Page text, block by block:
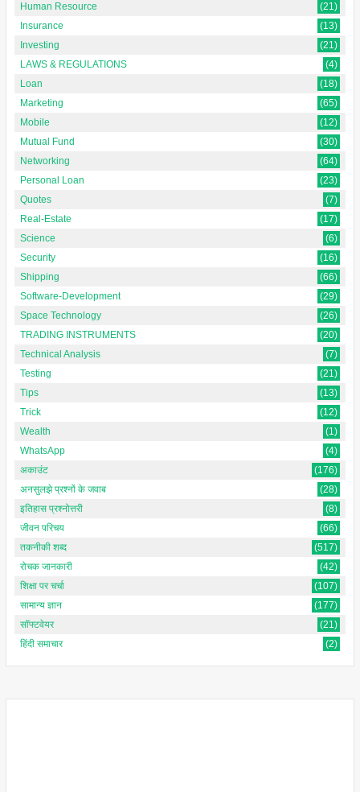
Human Resource
(21)
Insurance
(13)
Investing
(21)
LAWS & REGULATIONS
(4)
Loan
(18)
Marketing
(65)
Mobile
(12)
Mutual Fund
(30)
Networking
(64)
Personal Loan
(23)
Quotes
(7)
Real-Estate
(17)
Science
(6)
Security
(16)
Shipping
(66)
Software-Development
(29)
Space Technology
(26)
TRADING INSTRUMENTS
(20)
Technical Analysis
(7)
Testing
(21)
Tips
(13)
Trick
(12)
Wealth
(1)
WhatsApp
(4)
अकाउंट
(176)
अनसुलझे प्रश्नों के जवाब
(28)
इतिहास प्रश्नोत्तरी
(8)
जीवन परिचय
(66)
तकनीकी शब्द
(517)
रोचक जानकारी
(42)
शिक्षा पर चर्चा
(107)
सामान्य ज्ञान
(177)
सॉफ्टवेयर
(21)
हिंदी समाचार
(2)